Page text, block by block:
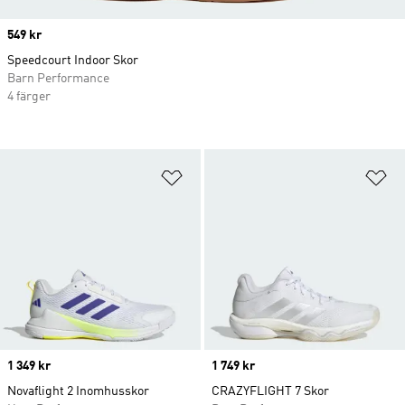
Price
1 349 kr
Novaflight 2 Inomhusskor
Price
1 749 kr
CRAZYFLIGHT 7 Skor
Price
549 kr
Speedcourt Indoor Skor
Barn Performance
4 färger